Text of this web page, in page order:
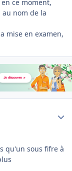
ce moment,
nom de la
mise en examen,
qu'un sous fifre à